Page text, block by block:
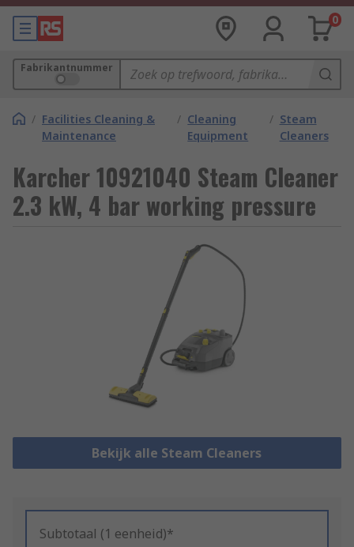
0
Fabrikantnummer
/ Facilities Cleaning &
Maintenance
/ Cleaning
Equipment
/ Steam
Cleaners
Karcher 10921040 Steam Cleaner
2.3 kW, 4 bar working pressure
Bekijk alle Steam Cleaners
Subtotaal (1 eenheid)*